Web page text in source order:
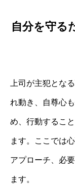
自分を守る
上司が主犯とな
れ動き、自尊心
め、行動するこ
ます。ここでは
アプローチ、必
ます。